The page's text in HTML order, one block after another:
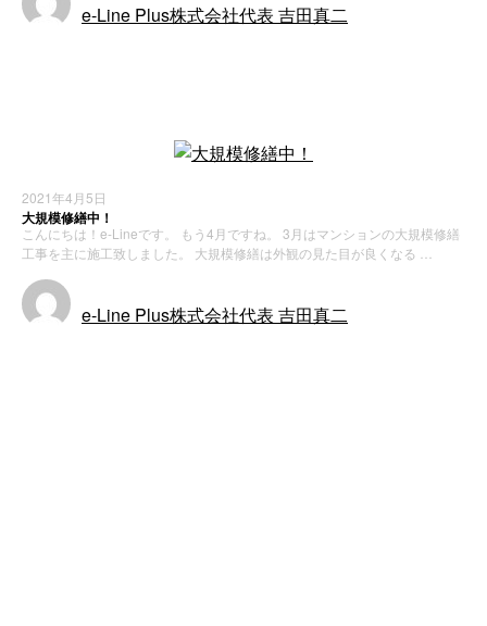
e-Line Plus株式会社代表 吉田真二
2021年4月5日
大規模修繕中！
こんにちは！e-Lineです。 もう4月ですね。 3月はマンションの大規模修繕
工事を主に施工致しました。 大規模修繕は外観の見た目が良くなる …
e-Line Plus株式会社代表 吉田真二